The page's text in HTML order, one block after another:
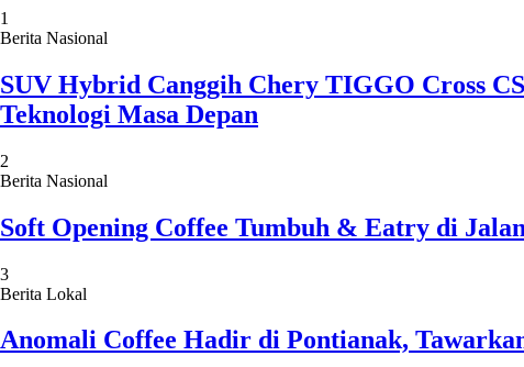
1
Berita Nasional
SUV Hybrid Canggih Chery TIGGO Cross
Teknologi Masa Depan
2
Berita Nasional
Soft Opening Coffee Tumbuh & Eatry di
3
Berita Lokal
Anomali Coffee Hadir di Pontianak,